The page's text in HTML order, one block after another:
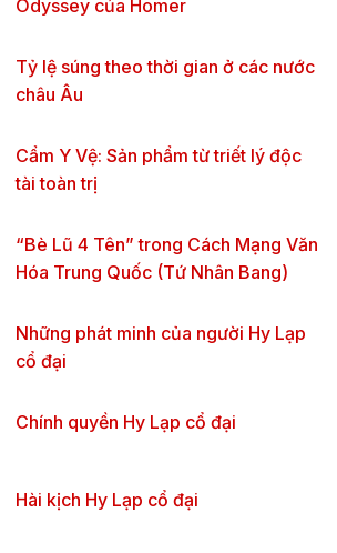
Odyssey của Homer
Tỷ lệ súng theo thời gian ở các nước
châu Âu
Cẩm Y Vệ: Sản phẩm từ triết lý độc
tài toàn trị
“Bè Lũ 4 Tên” trong Cách Mạng Văn
Hóa Trung Quốc (Tứ Nhân Bang)
Những phát minh của người Hy Lạp
cổ đại
Chính quyền Hy Lạp cổ đại
Hài kịch Hy Lạp cổ đại